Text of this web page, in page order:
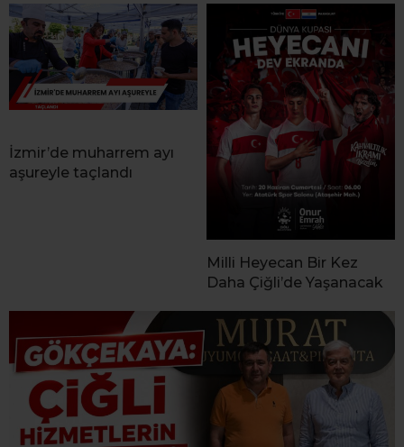
İzmir’de muharrem ayı
aşureyle taçlandı
Milli Heyecan Bir Kez
Daha Çiğli’de Yaşanacak